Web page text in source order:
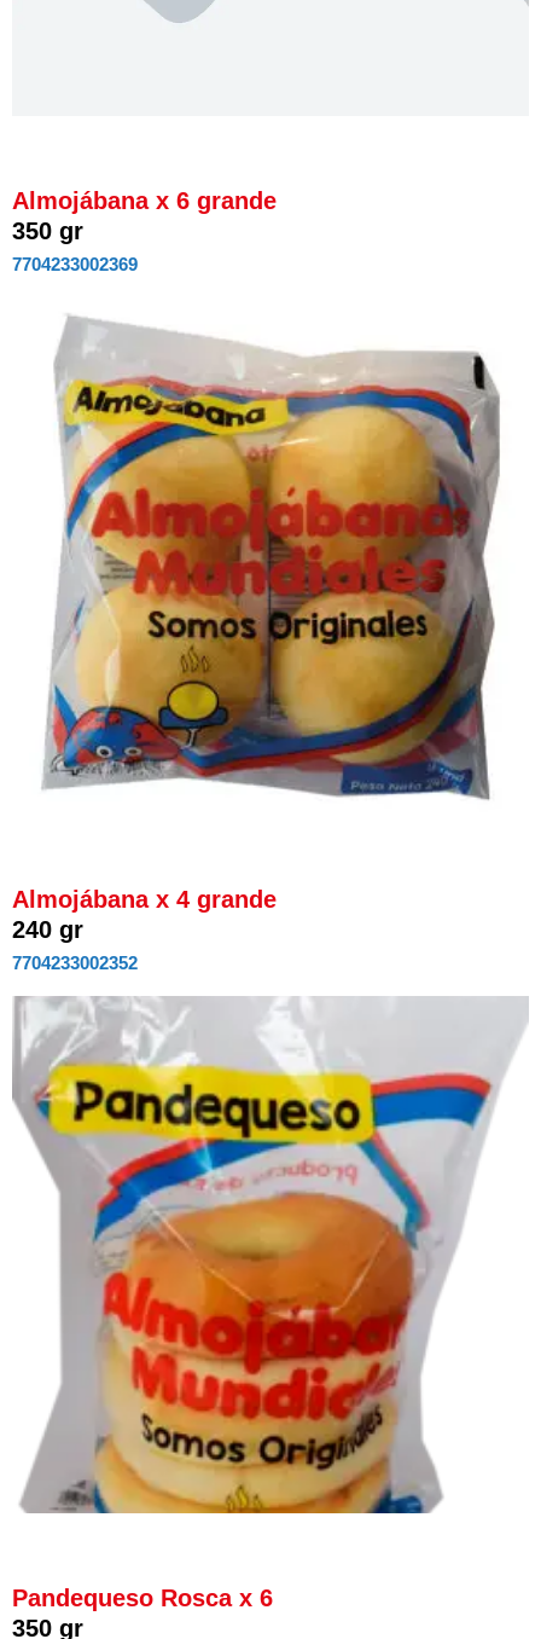
Almojábana x 6 grande
350 gr
7704233002369
Almojábana x 4 grande
240 gr
7704233002352
Pandequeso Rosca x 6
350 gr